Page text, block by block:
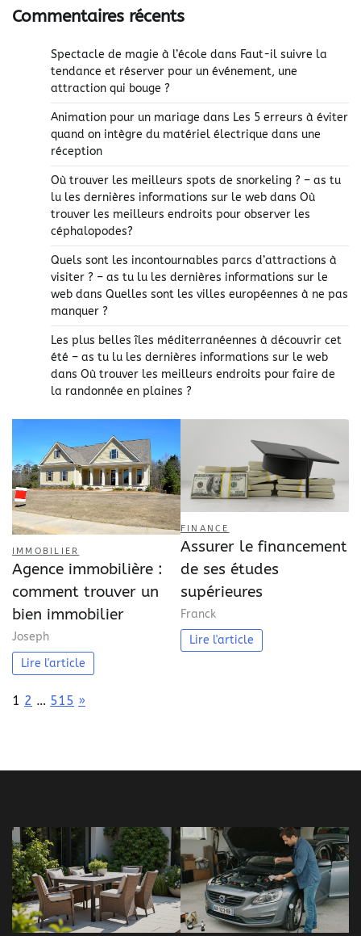
Commentaires récents
Spectacle de magie à l’école dans Faut-il suivre la
tendance et réserver pour un événement, une
attraction qui bouge ?
Animation pour un mariage dans Les 5 erreurs à éviter
quand on intègre du matériel électrique dans une
réception
Où trouver les meilleurs spots de snorkeling ? – as tu
lu les dernières informations sur le web dans Où
trouver les meilleurs endroits pour observer les
céphalopodes?
Quels sont les incontournables parcs d’attractions à
visiter ? – as tu lu les dernières informations sur le
web dans Quelles sont les villes européennes à ne pas
manquer ?
Les plus belles îles méditerranéennes à découvrir cet
été – as tu lu les dernières informations sur le web
dans Où trouver les meilleurs endroits pour faire de
la randonnée en plaines ?
IMMOBILIER
Agence immobilière :
comment trouver un
bien immobilier
Joseph
Lire l'article
FINANCE
Assurer le financement
de ses études
supérieures
Franck
Lire l'article
Page:
1 2 … 515 Next
»